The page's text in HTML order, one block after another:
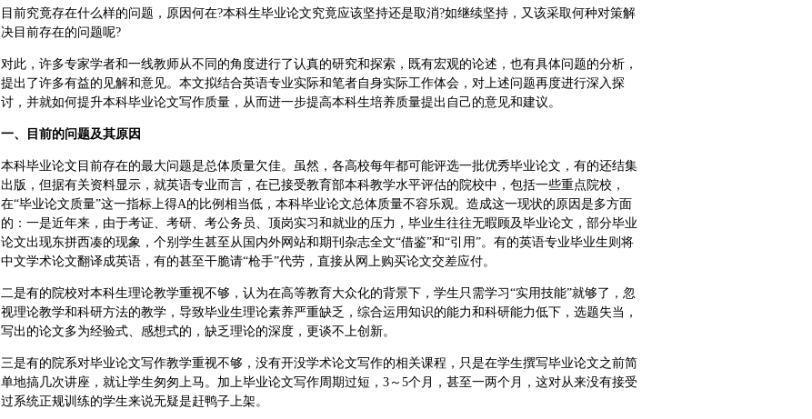
目前究竟存在什么样的问题，原因何在?本科生毕业论文究竟应该坚持还是取消?如继续坚持，又该采取何种对策解
决目前存在的问题呢?
对此，许多专家学者和一线教师从不同的角度进行了认真的研究和探索，既有宏观的论述，也有具体问题的分析，
提出了许多有益的见解和意见。本文拟结合英语专业实际和笔者自身实际工作体会，对上述问题再度进行深入探
讨，并就如何提升本科毕业论文写作质量，从而进一步提高本科生培养质量提出自己的意见和建议。
一、目前的问题及其原因
本科毕业论文目前存在的最大问题是总体质量欠佳。虽然，各高校每年都可能评选一批优秀毕业论文，有的还结集
出版，但据有关资料显示，就英语专业而言，在已接受教育部本科教学水平评估的院校中，包括一些重点院校，
在“毕业论文质量”这一指标上得A的比例相当低，本科毕业论文总体质量不容乐观。造成这一现状的原因是多方面
的：一是近年来，由于考证、考研、考公务员、顶岗实习和就业的压力，毕业生往往无暇顾及毕业论文，部分毕业
论文出现东拼西凑的现象，个别学生甚至从国内外网站和期刊杂志全文“借鉴”和“引用”。有的英语专业毕业生则将
中文学术论文翻译成英语，有的甚至干脆请“枪手”代劳，直接从网上购买论文交差应付。
二是有的院校对本科生理论教学重视不够，认为在高等教育大众化的背景下，学生只需学习“实用技能”就够了，忽
视理论教学和科研方法的教学，导致毕业生理论素养严重缺乏，综合运用知识的能力和科研能力低下，选题失当，
写出的论文多为经验式、感想式的，缺乏理论的深度，更谈不上创新。
三是有的院系对毕业论文写作教学重视不够，没有开没学术论文写作的相关课程，只是在学生撰写毕业论文之前简
单地搞几次讲座，就让学生匆匆上马。加上毕业论文写作周期过短，3～5个月，甚至一两个月，这对从来没有接受
过系统正规训练的学生来说无疑是赶鸭子上架。